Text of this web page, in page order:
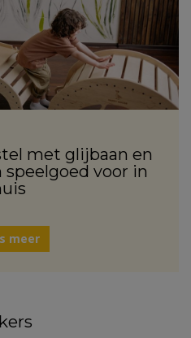
met glijbaan en
voor in
meer